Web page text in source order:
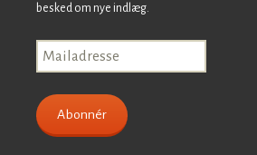
besked om nye indlæg.
Mailadresse
Abonnér